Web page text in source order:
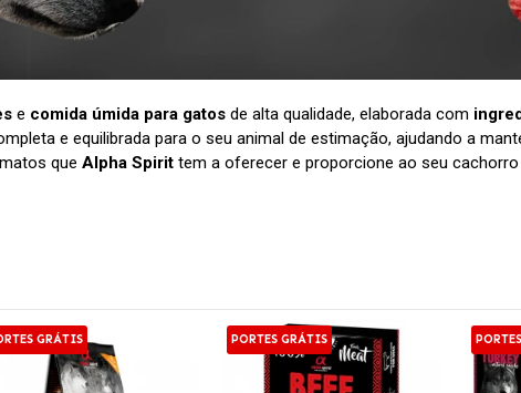
e comida úmida para gatos de alta qualidade, elaborada com
e equilibrada para o seu animal de estimação, ajudando a
que Alpha Spirit tem a oferecer e proporcione ao seu
GRÁTIS PORTES GRÁTIS